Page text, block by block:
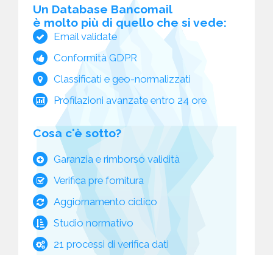
Un Database Bancomail
è molto più di quello che si vede:
Email validate
Conformità GDPR
Classificati e geo-normalizzati
Profilazioni avanzate entro 24 ore
Cosa c'è sotto?
Garanzia e rimborso validità
Verifica pre fornitura
Aggiornamento ciclico
Studio normativo
21 processi di verifica dati